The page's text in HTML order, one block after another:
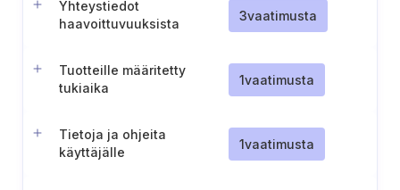
Yhteystiedot
haavoittuvuuksista
3vaatimusta
Tuotteille määritetty
tukiaika
1vaatimusta
Tietoja ja ohjeita
käyttäjälle
1vaatimusta